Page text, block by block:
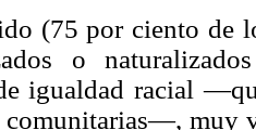
(75 por ciento de
o
igualdad racial
comunitarias—, muy